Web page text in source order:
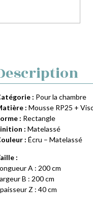
: Pour la chambre
: Mousse RP25 +
: Rectangle
: Matelassé
: Écru – Matelassé
:
A : 200 cm
B : 200 cm
Z : 40 cm